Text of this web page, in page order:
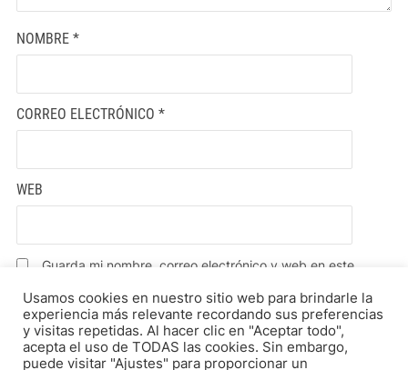
NOMBRE *
CORREO ELECTRÓNICO *
WEB
Guarda mi nombre, correo electrónico y web en este
Usamos cookies en nuestro sitio web para brindarle la
experiencia más relevante recordando sus preferencias
y visitas repetidas. Al hacer clic en "Aceptar todo",
acepta el uso de TODAS las cookies. Sin embargo,
puede visitar "Ajustes" para proporcionar un